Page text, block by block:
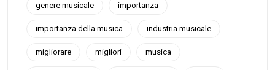
genere musicale importanza
importanza della musica industria musicale
migliorare migliori musica